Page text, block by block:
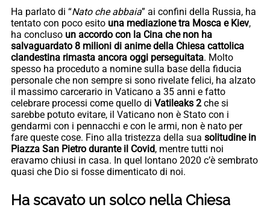
Ha parlato di “Nato che abbaia” ai confini della Russia, ha
tentato con poco esito una mediazione tra Mosca e Kiev,
ha concluso un accordo con la Cina che non ha
salvaguardato 8 milioni di anime della Chiesa cattolica
clandestina rimasta ancora oggi perseguitata. Molto
spesso ha proceduto a nomine sulla base della fiducia
personale che non sempre si sono rivelate felici, ha alzato
il massimo carcerario in Vaticano a 35 anni e fatto
celebrare processi come quello di Vatileaks 2 che si
sarebbe potuto evitare, il Vaticano non è Stato con i
gendarmi con i pennacchi e con le armi, non è nato per
fare queste cose. Fino alla tristezza della sua solitudine in
Piazza San Pietro durante il Covid, mentre tutti noi
eravamo chiusi in casa. In quel lontano 2020 c’è sembrato
quasi che Dio si fosse dimenticato di noi.
Ha scavato un solco nella Chiesa